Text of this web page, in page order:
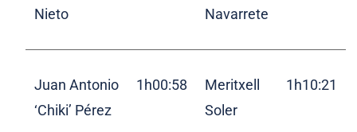
Nieto
Navarrete
Juan Antonio
‘Chiki’ Pérez
1h00:58
Meritxell
Soler
1h10:21